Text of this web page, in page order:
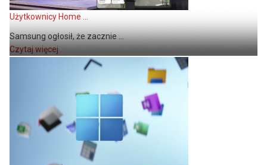
Użytkownicy Home ...
Samsung ogłosił, że zacznie ...
Czytaj więcej